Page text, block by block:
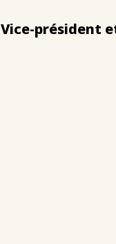
Vice-président